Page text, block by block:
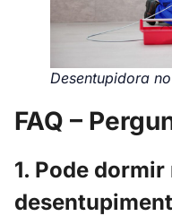
Desentupidora
FAQ –
1. Pode